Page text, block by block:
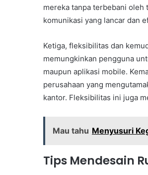
mereka tanpa terbebani oleh
komunikasi yang lancar dan
Ketiga, fleksibilitas dan
memungkinkan pengguna
maupun aplikasi mobile.
perusahaan yang
kantor. Fleksibilitas ini juga
Mau tahu Menyusuri
Tips Mendesain